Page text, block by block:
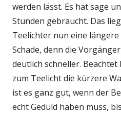
werden lässt. Es hat sage
Stunden gebraucht. Das
Teelichter nun eine
Schade, denn die
deutlich schneller.
zum Teelicht die kürzere
ist es ganz gut, wenn der
echt Geduld haben muss,